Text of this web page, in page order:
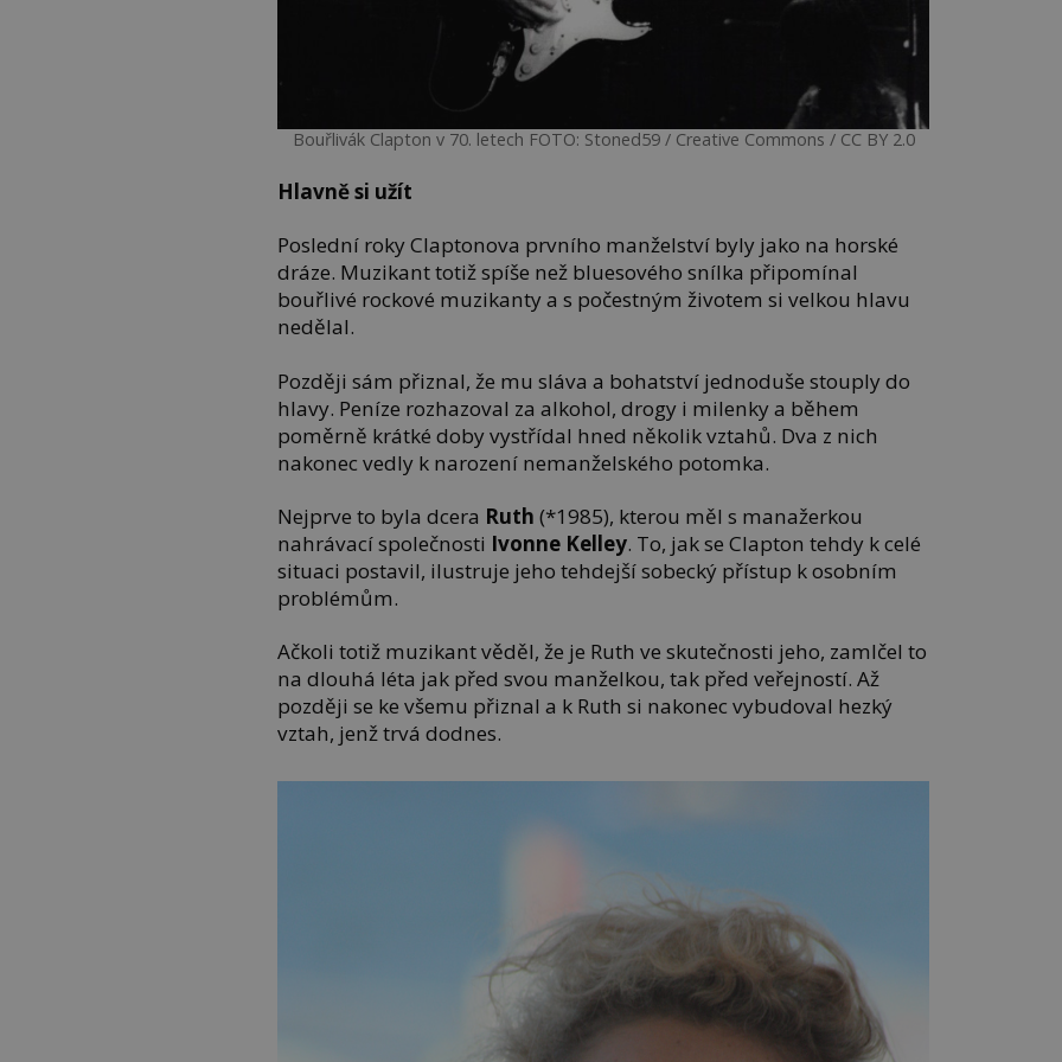
Bouřlivák Clapton v 70. letech FOTO: Stoned59 / Creative Commons / CC BY 2.0
Hlavně si užít
Poslední roky Claptonova prvního manželství byly jako na horské
dráze. Muzikant totiž spíše než bluesového snílka připomínal
bouřlivé rockové muzikanty a s počestným životem si velkou hlavu
nedělal.
Později sám přiznal, že mu sláva a bohatství jednoduše stouply do
hlavy. Peníze rozhazoval za alkohol, drogy i milenky a během
poměrně krátké doby vystřídal hned několik vztahů. Dva z nich
nakonec vedly k narození nemanželského potomka.
Nejprve to byla dcera Ruth (*1985), kterou měl s manažerkou
nahrávací společnosti Ivonne Kelley. To, jak se Clapton tehdy k celé
situaci postavil, ilustruje jeho tehdejší sobecký přístup k osobním
problémům.
Ačkoli totiž muzikant věděl, že je Ruth ve skutečnosti jeho, zamlčel to
na dlouhá léta jak před svou manželkou, tak před veřejností. Až
později se ke všemu přiznal a k Ruth si nakonec vybudoval hezký
vztah, jenž trvá dodnes.